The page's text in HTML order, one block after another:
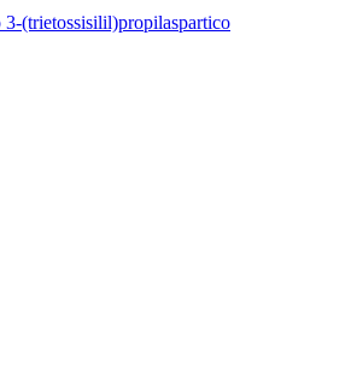
(trietossisilil)propilaspartico